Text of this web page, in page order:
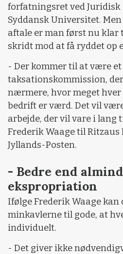
forfatningsret ved
Syddansk Universitet.
aftale er man først nu klar
skridt mod at få ryddet op
- Der kommer til at være et
taksationskommission,
nærmere, hvor meget
bedrift er værd. Det vil
arbejde, der vil vare i lang
Frederik Waage til Ritzaus
Jyllands-Posten.
- Bedre end
ekspropriation
Ifølge Frederik Waage kan
minkavlerne til gode, at
individuelt.
- Det giver ikke